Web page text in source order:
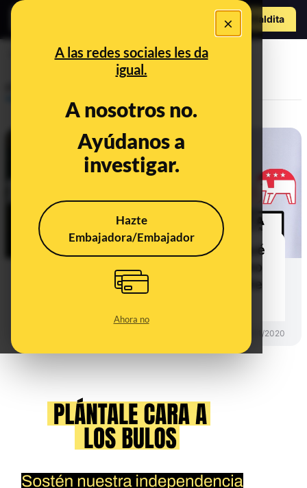
×
A las redes sociales les da
igual.
A nosotros no.
Ayúdanos a
investigar.
Hazte
Embajadora/Embajador
Ahora no
Hazte Maldita
swing states
Qué son los swing states y por qué
son la clave para la reelección o no
de Donald Trump como presidente
03/11/2020